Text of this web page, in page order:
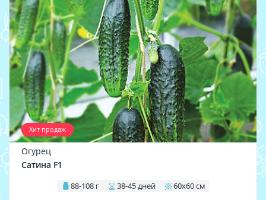
Хит продаж
Огурец
Сатина F1
88-108 г 38-45 дней 60х60 см